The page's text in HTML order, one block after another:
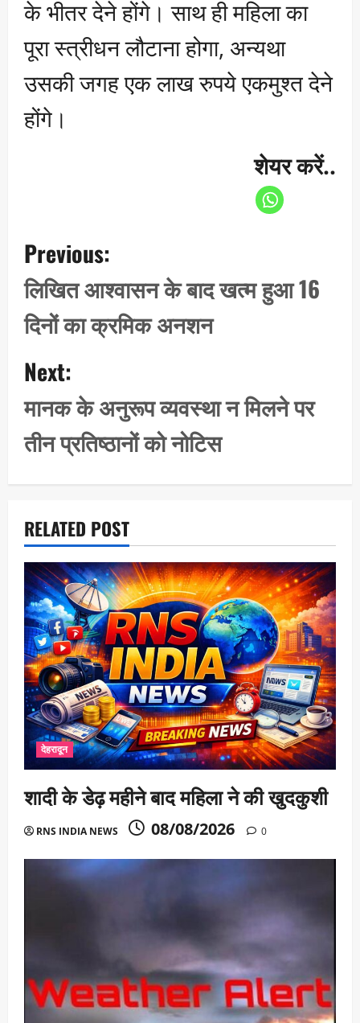
के भीतर देने होंगे। साथ ही महिला का
पूरा स्त्रीधन लौटाना होगा, अन्यथा
उसकी जगह एक लाख रुपये एकमुश्त देने
होंगे।
शेयर करें..
o
s
t
n
v
i
g
a
i
o
n
Previous:
लिखित आश्वासन के बाद खत्म हुआ 16
दिनों का क्रमिक अनशन
Next:
मानक के अनुरूप व्यवस्था न मिलने पर
तीन प्रतिष्ठानों को नोटिस
RELATED POST
देहरादून
शादी के डेढ़ महीने बाद महिला ने की खुदकुशी
RNS INDIA NEWS 08/08/2026 0